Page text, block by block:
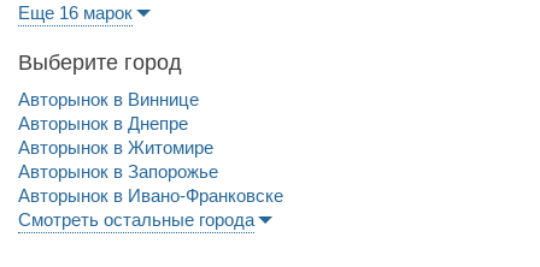
Еще 16 марок
Выберите город
Авторынок в Виннице
Авторынок в Днепре
Авторынок в Житомире
Авторынок в Запорожье
Авторынок в Ивано-Франковске
Смотреть остальные города